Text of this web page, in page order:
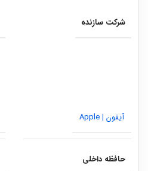
شرکت سازنده
آیفون | Apple
حافظه داخلی